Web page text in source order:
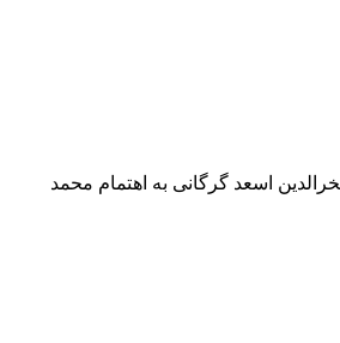
اسعد گرگانی به اهتمام محمد